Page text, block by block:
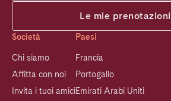
Le mie prenotazioni
Società
Chi siamo
Affitta con noi
Invita i tuoi amici
Paesi
Francia
Portogallo
Emirati Arabi Uniti